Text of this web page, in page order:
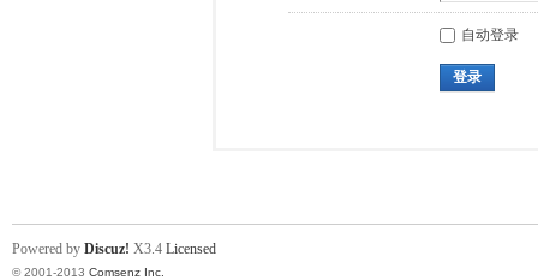
自动登录
登录
Powered by Discuz! X3.4 Licensed
© 2001-2013 Comsenz Inc.